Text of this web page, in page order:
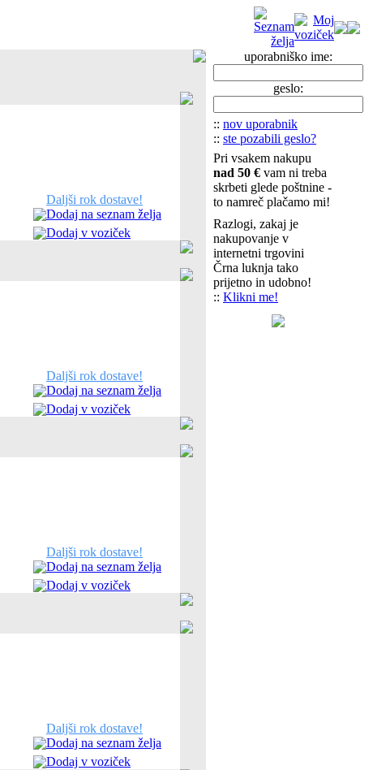
Daljši rok dostave!
Dodaj na seznam želja
Dodaj v voziček
Daljši rok dostave!
Dodaj na seznam želja
Dodaj v voziček
Daljši rok dostave!
Dodaj na seznam želja
Dodaj v voziček
Daljši rok dostave!
Dodaj na seznam želja
Dodaj v voziček
uporabniško ime:
geslo:
:: nov uporabnik
:: ste pozabili geslo?
Pri vsakem nakupu
nad 50 € vam ni treba
skrbeti glede poštnine -
to namreč plačamo mi!
Razlogi, zakaj je
nakupovanje v
internetni trgovini
Črna luknja tako
prijetno in udobno!
:: Klikni me!